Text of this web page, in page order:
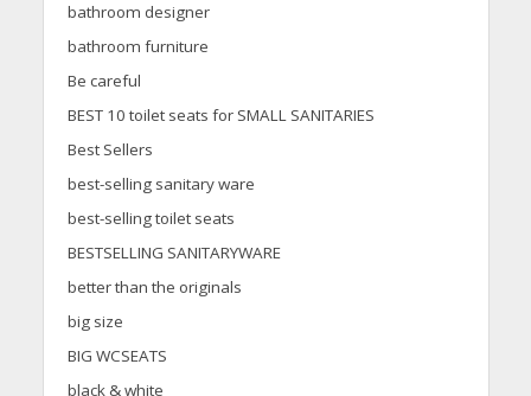
bathroom designer
bathroom furniture
Be careful
BEST 10 toilet seats for SMALL SANITARIES
Best Sellers
best-selling sanitary ware
best-selling toilet seats
BESTSELLING SANITARYWARE
better than the originals
big size
BIG WCSEATS
black & white